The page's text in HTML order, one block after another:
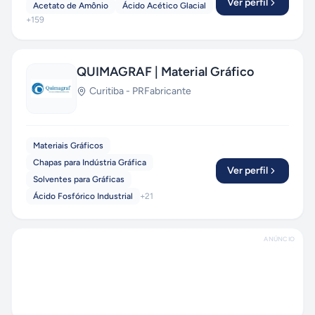
Acetato de Amônio
Ácido Acético Glacial
+159
Ver perfil
QUIMAGRAF | Material Gráfico
Curitiba - PRFabricante
Materiais Gráficos
Chapas para Indústria Gráfica
Solventes para Gráficas
Ácido Fosfórico Industrial
+21
Ver perfil
ANÚNCIO